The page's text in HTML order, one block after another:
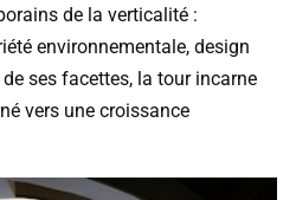
de la verticalité :
environnementale, design
ses facettes, la tour incarne
vers une croissance